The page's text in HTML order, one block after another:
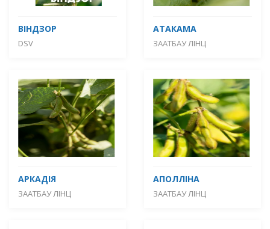
ВІНДЗОР
DSV
АТАКАМА
ЗААТБАУ ЛІНЦ
АРКАДІЯ
ЗААТБАУ ЛІНЦ
АПОЛЛІНА
ЗААТБАУ ЛІНЦ